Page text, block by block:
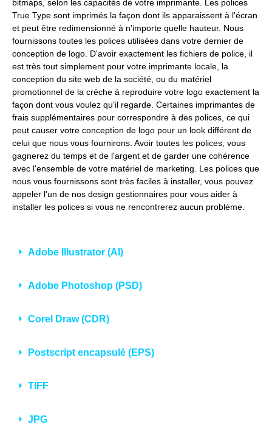
bitmaps, selon les capacités de votre imprimante. Les polices
True Type sont imprimés la façon dont ils apparaissent à l'écran
et peut être redimensionné à n'importe quelle hauteur. Nous
fournissons toutes les polices utilisées dans votre dernier de
conception de logo. D'avoir exactement les fichiers de police, il
est très tout simplement pour votre imprimante locale, la
conception du site web de la société, ou du matériel
promotionnel de la crèche à reproduire votre logo exactement la
façon dont vous voulez qu'il regarde. Certaines imprimantes de
frais supplémentaires pour correspondre à des polices, ce qui
peut causer votre conception de logo pour un look différent de
celui que nous vous fournirons. Avoir toutes les polices, vous
gagnerez du temps et de l'argent et de garder une cohérence
avec l'ensemble de votre matériel de marketing. Les polices que
nous vous fournissons sont très faciles à installer, vous pouvez
appeler l'un de nos design gestionnaires pour vous aider à
installer les polices si vous ne rencontrerez aucun problème.
Adobe Illustrator (AI)
Adobe Photoshop (PSD)
Corel Draw (CDR)
Postscript encapsulé (EPS)
TIFF
JPG